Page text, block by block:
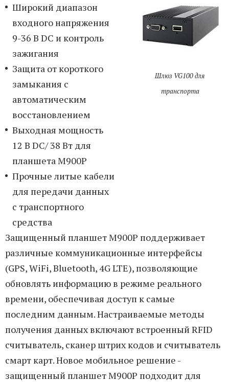
Широкий диапазон
входного напряжения
9-36 В DC и контроль
зажигания
Защита от короткого
замыкания с
автоматическим
восстановлением
Выходная мощность
12 В DC/ 38 Вт для
планшета M900P
Прочные литые кабели
для передачи данных
с транспортного
средства
Шлюз VG100 для
транспорта
Защищенный планшет M900P поддерживает
различные коммуникационные интерфейсы
(GPS, WiFi, Bluetooth, 4G LTE), позволяющие
обновлять информацию в режиме реального
времени, обеспечивая доступ к самые
последним данным. Настраиваемые методы
получения данных включают встроенный RFID
считыватель, сканер штрих кодов и считыватель
смарт карт. Новое мобильное решение -
защищенный планшет M900P подходит для